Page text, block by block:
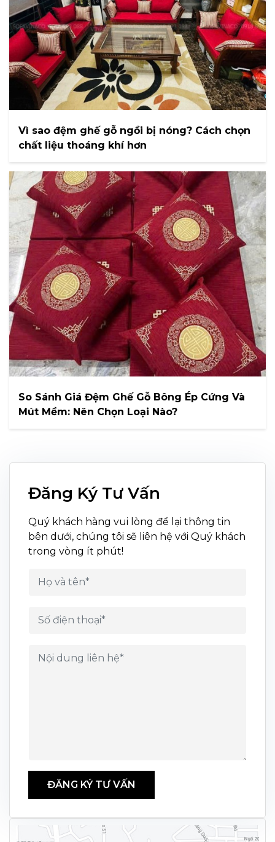
Vì sao đệm ghế gỗ ngồi bị nóng? Cách chọn
chất liệu thoáng khí hơn
So Sánh Giá Đệm Ghế Gỗ Bông Ép Cứng Và
Mút Mềm: Nên Chọn Loại Nào?
Đăng Ký Tư Vấn
Quý khách hàng vui lòng để lại thông tin
bên dưới, chúng tôi sẽ liên hệ với Quý khách
trong vòng ít phút!
ĐĂNG KÝ TƯ VẤN